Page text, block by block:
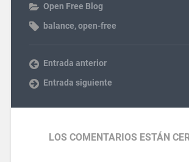
Open Free Blog
balance,open-free
Entrada anterior
Entrada siguiente
LOS COMENTARIOS ESTÁN